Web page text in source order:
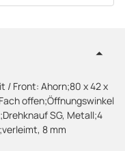
/ Front: Ahorn;80 x 42 x
offen;Öffnungswinkel
SG, Metall;4
8 mm